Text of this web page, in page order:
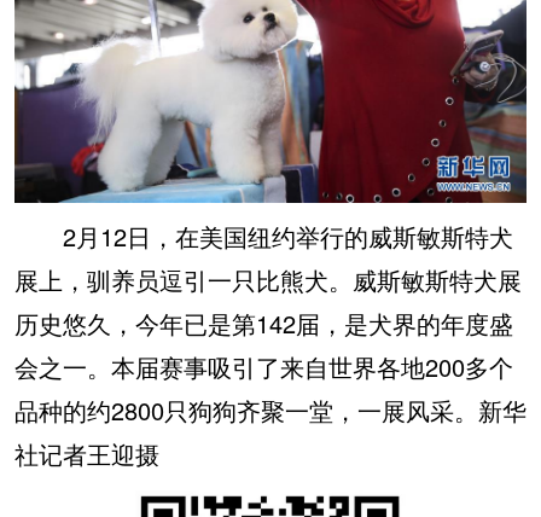
2月12日，在美国纽约举行的威斯敏斯特犬
展上，驯养员逗引一只比熊犬。威斯敏斯特犬展
历史悠久，今年已是第142届，是犬界的年度盛
会之一。本届赛事吸引了来自世界各地200多个
品种的约2800只狗狗齐聚一堂，一展风采。新华
社记者王迎摄